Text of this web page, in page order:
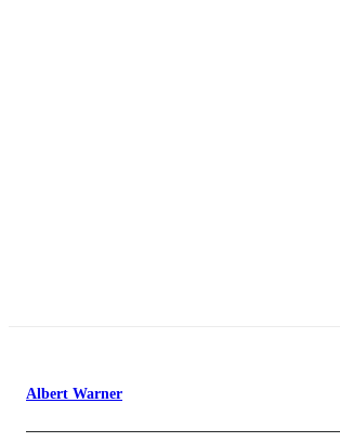
Albert Warner